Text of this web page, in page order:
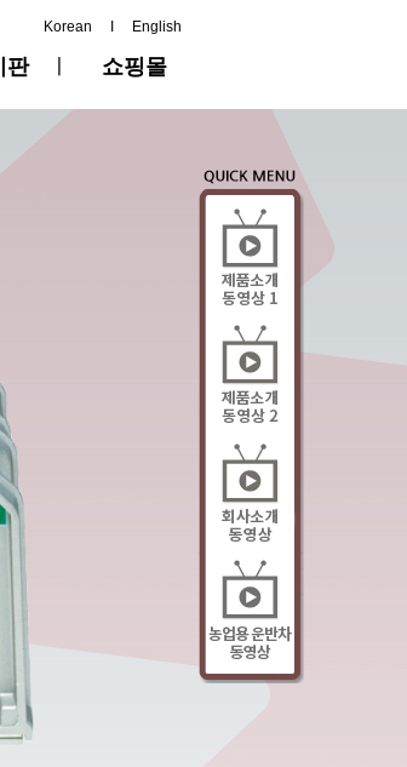
Korean English
판 쇼핑몰